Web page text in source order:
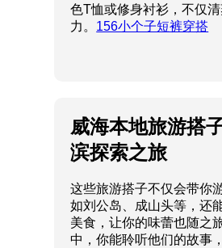
色T恤或修身衬衫，不仅
力。 156小个子短裤穿搭
威海本地旅游搭
滨探索之旅
这些旅游搭子不仅会带你
如刘公岛、成山头等，还
美食，让你的味蕾也随之
中，你能聆听他们的故事